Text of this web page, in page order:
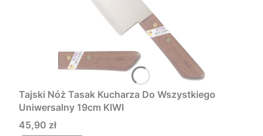
Tajski Nóż Tasak Kucharza Do Wszystkiego
Uniwersalny 19cm KIWI
Cena
45,90 zł